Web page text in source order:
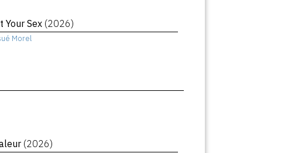
Your Sex (2026)
Morel
(2026)